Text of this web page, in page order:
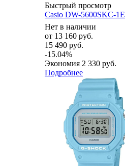
Быстрый просмотр
Casio DW-5600SKC-1E
Нет в наличии
от 13 160 руб.
15 490 руб.
-15.04%
Экономия 2 330 руб.
Подробнее